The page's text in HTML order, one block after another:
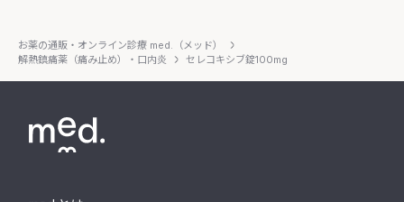
お薬の通販・オンライン診療 med.（メッド）
解熱鎮痛薬（痛み止め）・口内炎
セレコキシブ錠100mg